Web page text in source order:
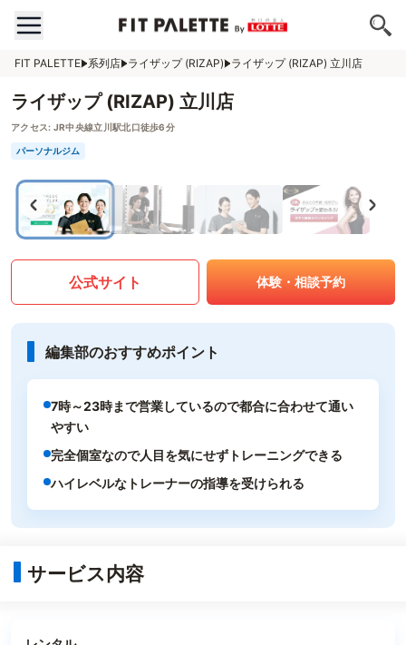
FIT PALETTE 系列店 ライザップ (RIZAP) ライザップ (RIZAP) 立川店
ライザップ (RIZAP) 立川店
アクセス: JR中央線立川駅北口徒歩6分
パーソナルジム
公式サイト 体験・相談予約
編集部のおすすめポイント
7時～23時まで営業しているので都合に合わせて通い
やすい
完全個室なので人目を気にせずトレーニングできる
ハイレベルなトレーナーの指導を受けられる
サービス内容